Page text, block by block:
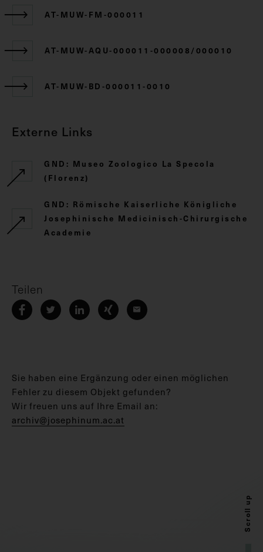
AT-MUW-FM-000011
AT-MUW-AQU-000011-000008/000010
AT-MUW-BD-000011-0010
Externe Links
GND: Museo Zoologico La Specola
(Florenz)
GND: Römische Kaiserliche Königliche
Josephinische Medicinisch-Chirurgische
Academie
Teilen
Sie haben eine Ergänzung oder einen möglichen
Fehler zu diesem Objekt gefunden?
Wir freuen uns auf Ihre Email an:
archiv@josephinum.ac.at
Scroll up